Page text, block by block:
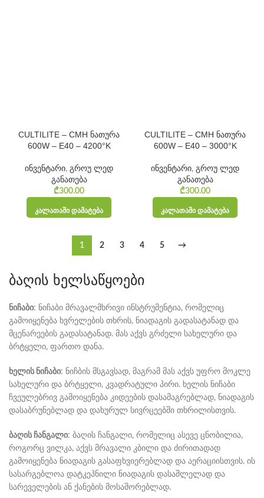
CULTILITE – CMH ნათურა
600W – E40 – 4200°K
ინვენტარი, გროუ ლედ
განათება
₾300.00
ᲙᲐᲚᲐᲗᲐᲨᲘ ᲓᲐᲛᲐᲢᲔᲑᲐ
CULTILITE – CMH ნათურა
600W – E40 – 3000°K
ინვენტარი, გროუ ლედ
განათება
₾300.00
ᲙᲐᲚᲐᲗᲐᲨᲘ ᲓᲐᲛᲐᲢᲔᲑᲐ
1 2 3 4 5 →
ბაღის ხელსაწყოები
ნიჩაბი: ნიჩაბი მრავალმხრივი ინსტრუმენტია, რომელიც
გამოიყენება ხვრელების თხრის, ნიადაგის გადასატანად და
მცენარეების გადასატანად. მას აქვს გრძელი სახელური და
ბრტყელი, ფართო დანა.
ხელის ნიჩაბი: ნიჩბის მსგავსად, მაგრამ მას აქვს უფრო მოკლე
სახელური და ბრტყელი, კვადრატული პირი. ხელის ნიჩაბი
ჩვეულებრივ გამოიყენება კიდეების დასამაგრებლად, ნიადაგის
დასაბრუნებლად და დახურულ სივრცეებში თხრილისთვის.
ბაღის ჩანგალი: ბაღის ჩანგალი, რომელიც ასევე ცნობილია,
როგორც ვილკა, აქვს მრავალი კბილი და ძირითადად
გამოიყენება ნიადაგის გასაფხვიერებლად და აერაციისთვის. ის
სასარგებლოა დატკეპნილი ნიადაგის დასაშლელად და
სარეველების ან ქანების მოსაშორებლად.